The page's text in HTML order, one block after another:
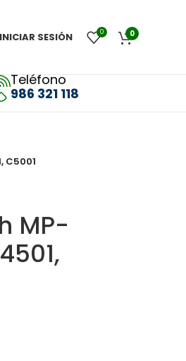
INICIAR SESIÓN 0 0
Teléfono
986 321 118
C5001
MP-